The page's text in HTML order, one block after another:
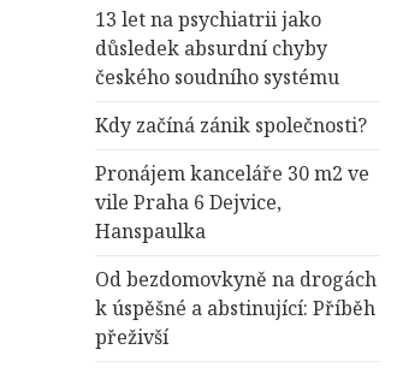
13 let na psychiatrii jako
důsledek absurdní chyby
českého soudního systému
Kdy začíná zánik společnosti?
Pronájem kanceláře 30 m2 ve
vile Praha 6 Dejvice,
Hanspaulka
Od bezdomovkyně na drogách
k úspěšné a abstinující: Příběh
přeživší